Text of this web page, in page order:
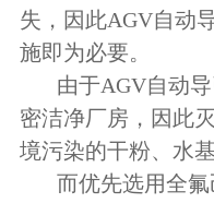
失，因此AGV自动
施即为必要。
由于AGV自动
密洁净厂房，因此
境污染的干粉、水
而优先选用全氟